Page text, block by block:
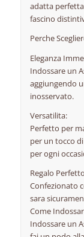
adatta
fascino
Perche
Eleganza
Indossare un
aggiungendo
inosservato.
Versatilita:
Perfetto per
per un tocco di
per ogni
Regalo
Confezionato
sara
Come
Indossare un